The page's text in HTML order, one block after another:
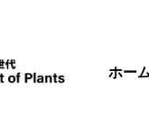
ホー